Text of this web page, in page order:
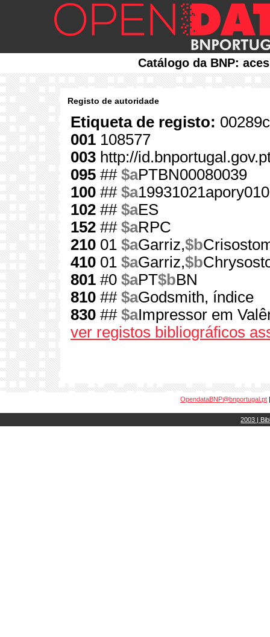
Catálogo da BNP:
Registo de autoridade
Etiqueta de registo:
001 108577
003 http://
095 ## $aPTBN00080039
100 ## $a
102 ## $aES
152 ## $aRPC
210 01 $aGarriz,$b
410 01 $aGarriz,$b
801 #0 $aPT$bBN
810 ## $aGodsmith, índice
830 ## $aImpressor em
ver registos bibliográficos
OpendataBNP@bnportugal.pt
2003 |